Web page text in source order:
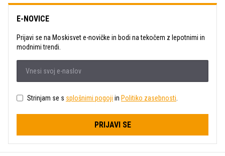
E-NOVICE
Prijavi se na Moskisvet e-novičke in bodi na tekočem z lepotnimi in
modnimi trendi.
Strinjam se s splošnimi pogoji in Politiko zasebnosti
PRIJAVI SE